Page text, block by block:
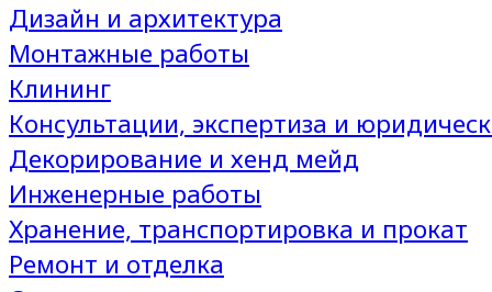
Дизайн и архитектура
Монтажные работы
Клининг
Консультации, экспертиза и
Декорирование и хенд мейд
Инженерные работы
Хранение, транспортировка и прокат
Ремонт и отделка